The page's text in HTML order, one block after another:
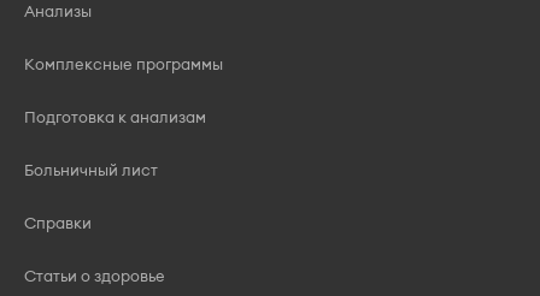
Анализы
Комплексные программы
Подготовка к анализам
Больничный лист
Справки
Статьи о здоровье